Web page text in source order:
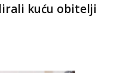
kuću obitelji